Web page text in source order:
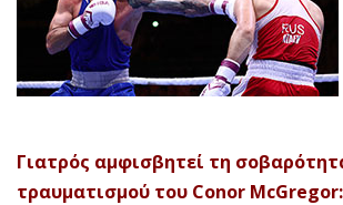
Γιατρός αμφισβητεί τη
τραυματισμού του Conor